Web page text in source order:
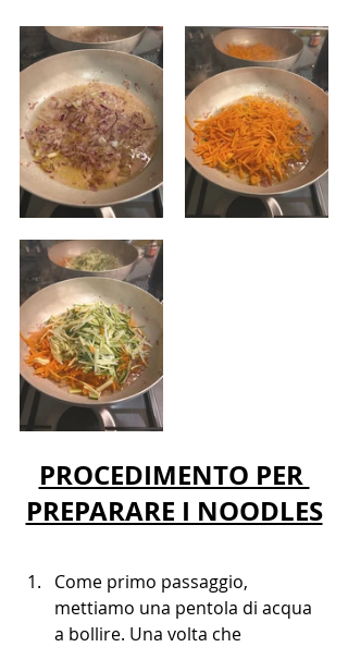
PROCEDIMENTO PER
PREPARARE I NOODLES
Come primo passaggio,
mettiamo una pentola di acqua
a bollire. Una volta che